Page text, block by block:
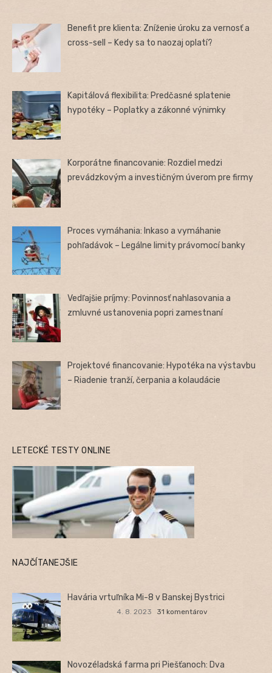
Benefit pre klienta: Zníženie úroku za vernosť a
cross-sell – Kedy sa to naozaj oplatí?
Kapitálová flexibilita: Predčasné splatenie
hypotéky – Poplatky a zákonné výnimky
Korporátne financovanie: Rozdiel medzi
prevádzkovým a investičným úverom pre firmy
Proces vymáhania: Inkaso a vymáhanie
pohľadávok – Legálne limity právomocí banky
Vedľajšie príjmy: Povinnosť nahlasovania a
zmluvné ustanovenia popri zamestnaní
Projektové financovanie: Hypotéka na výstavbu
– Riadenie tranží, čerpania a kolaudácie
LETECKÉ TESTY ONLINE
NAJČÍTANEJŠIE
Havária vrtuľníka Mi-8 v Banskej Bystrici
4. 8. 2023 31 komentárov
Novozéladská farma pri Piešťanoch: Dva